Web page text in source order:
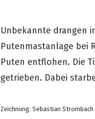
Unbekannte drangen
Putenmastanlage bei
Puten entflohen. Die
getrieben. Dabei
Zeichnung: Sebastian Strombach